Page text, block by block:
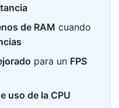
de RAM cuando
para un FPS
uso de la CPU